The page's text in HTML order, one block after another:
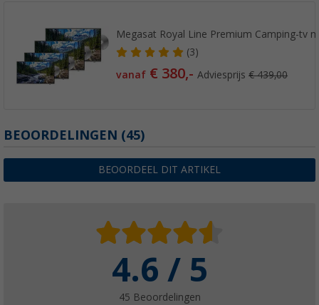
Megasat Royal Line Premium Camping-tv
(3)
vanaf € 380,-Adviesprijs€ 439,00
BEOORDELINGEN (45)
BEOORDEEL DIT ARTIKEL
4.6 / 5
45 Beoordelingen